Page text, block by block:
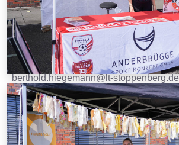
Kontakt
berthold.hiegemann@lt-stoppenberg.de
+49 1573 2048483
Hattramstraße 75, 45329 Essen